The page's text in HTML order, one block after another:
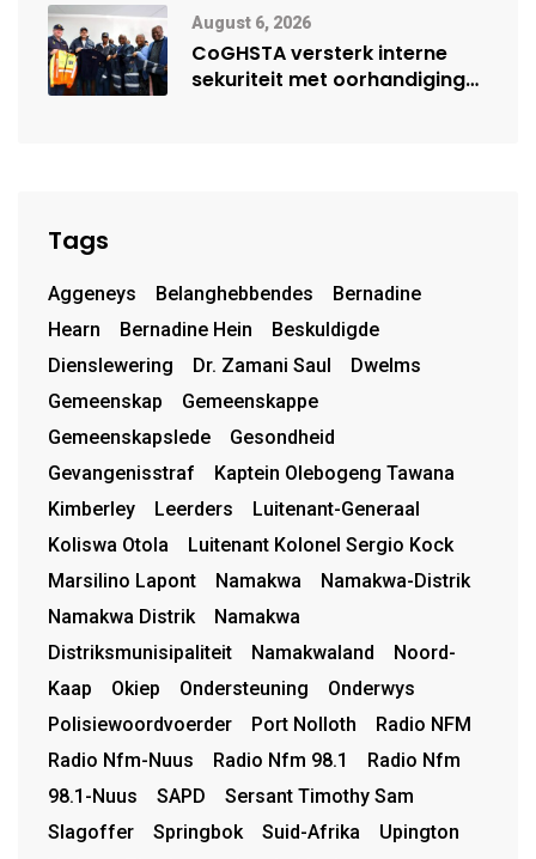
August 6, 2026
CoGHSTA versterk interne
sekuriteit met oorhandiging
Tags
Aggeneys Belanghebbendes
Bernadine
Hearn
Bernadine Hein
Beskuldigde
Dienslewering
Dr. Zamani Saul
Dwelms
Gemeenskap
Gemeenskappe
Gemeenskapslede
Gesondheid
Gevangenisstraf
Kaptein Olebogeng Tawana
Kimberley
Leerders
Luitenant-Generaal
Koliswa Otola
Luitenant Kolonel Sergio Kock
Marsilino Lapont
Namakwa
Namakwa-Distrik
Namakwa Distrik
Namakwa
Distriksmunisipaliteit
Namakwaland
Noord-
Kaap
Okiep Ondersteuning
Onderwys
Polisiewoordvoerder
Port Nolloth
Radio NFM
Radio Nfm-Nuus
Radio Nfm 98.1
Radio Nfm
98.1-Nuus
SAPD
Sersant Timothy Sam
Slagoffer
Springbok Suid-Afrika
Upington